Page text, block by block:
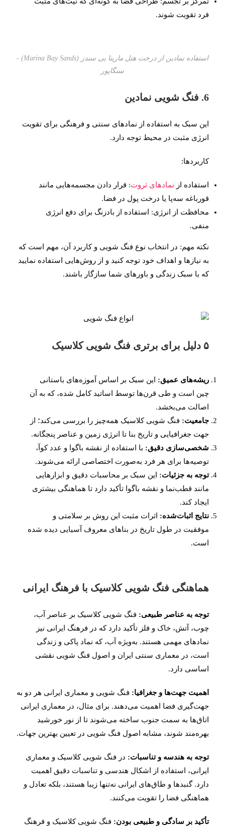
فرد تقویت شوند.
استفاده نمادین از درخت هتل مارینا بی سندز (Marina Bay Sands) -
سنگاپور
6. فنگ شویی نمادین
این سبک به استفاده از نمادهای سنتی و فرهنگی برای تقویت
انرژی مثبت در محیط توجه دارد.
کاربردها:
استفاده از نمادهای ثروت: قرار دادن مجسمه‌هایی مانند
قورباغه سه‌پا یا درخت پول در فضا.
محافظت از انرژی: استفاده از بادزنگ برای دفع انرژی
منفی.
نکته مهم: در انتخاب نوع فنگ شویی و کاربرد آن، مهم است که
به نیازها و اهداف خود توجه کنید و از روش‌هایی استفاده نمایید
که با سبک زندگی و باورهای شما سازگار باشند.
۵ دلیل برای برتری فنگ شویی کلاسیک
ریشه‌های عمیق: این سبک بر اساس آموزه‌های باستانی
چین است و طی قرن‌ها توسط اساتید کامل شده، که به آن
اصالت می‌بخشد.
جامعیت: فنگ شویی کلاسیک همه‌چیز را بررسی می‌کند؛ از
جهت جغرافیایی و تاریخ بنا تا انرژی زمین و عناصر پنجگانه.
شخصی‌سازی دقیق: با استفاده از نقشه باگوا و عدد کوآ،
توصیه‌ها برای هر فرد به‌صورت اختصاصی ارائه می‌شوند.
توجه به جزئیات: این سبک بر محاسبات دقیق و ابزارهایی
مانند قطب‌نما و نقشه باگوا تأکید دارد تا هماهنگی بیشتری
ایجاد کند.
نتایج اثبات‌شده: اثرات مثبت این روش بر سلامتی و
موفقیت در طول تاریخ در بناهای معروف آسیایی دیده شده
است.
هماهنگی فنگ شویی کلاسیک با فرهنگ ایرانی
توجه به عناصر طبیعی: فنگ شویی کلاسیک بر عناصر آب،
چوب، آتش، خاک و فلز تأکید دارد که در فرهنگ ایرانی نیز
نمادهای مهمی هستند. به‌ویژه آب، که نماد پاکی و زندگی
است، در معماری سنتی ایران و اصول فنگ شویی نقشی
اساسی دارد.
اهمیت جهت‌ها و جغرافیا: فنگ شویی و معماری ایرانی هر دو به
جهت‌گیری فضا اهمیت می‌دهند. برای مثال، در معماری ایرانی
اتاق‌ها به سمت جنوب ساخته می‌شوند تا از نور خورشید
بهره‌مند شوند، مشابه اصول فنگ شویی در تعیین بهترین جهات.
توجه به هندسه و تناسبات: در فنگ شویی کلاسیک و معماری
ایرانی، استفاده از اشکال هندسی و تناسبات دقیق اهمیت
دارد. گنبدها و طاق‌های ایرانی نه‌تنها زیبا هستند، بلکه تعادل و
هماهنگی فضا را تقویت می‌کنند.
تأکید بر سادگی و طبیعی بودن: فنگ شویی کلاسیک و فرهنگ